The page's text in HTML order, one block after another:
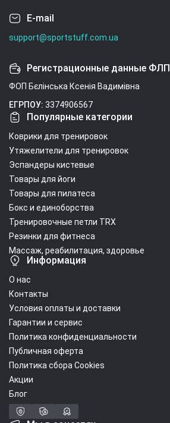
E-mail
support@sportstuff.com.ua
Регистрационные данные ФЛП
ФОП Бєлінська Ксенія Вадимівна
ЕГРПОУ: 3374906567
Популярные категории
Коврики для тренировок
Утяжелители для тренировок
Эспандеры кистевые
Товары для йоги
Товары для пилатеса
Бокс и единоборства
Тренировочные петли TRX
Резинки для фитнеса
Массаж, реабилитация, здоровье
Информация
О нас
Контакты
Условия оплаты и доставки
Гарантии и сервис
Политика конфиденциальности
Публичная оферта
Политика сбора Cookies
Акции
Блог